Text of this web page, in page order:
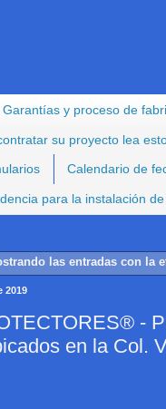
Garantías y proceso de
su proyecto lea
Calendario de
para la instalación
las entradas con la
2019
-
en la Col.